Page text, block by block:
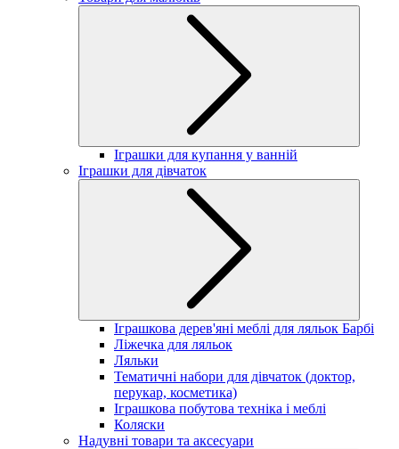
Іграшки для купання у ванній
Іграшки для дівчаток
Іграшкова дерев'яні меблі для ляльок Барбі
Ліжечка для ляльок
Ляльки
Тематичні набори для дівчаток (доктор,
перукар, косметика)
Іграшкова побутова техніка і меблі
Коляски
Надувні товари та аксесуари